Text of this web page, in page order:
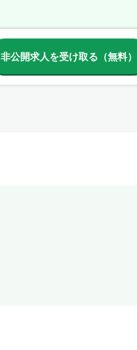
非公開求人を受け取る（無料）